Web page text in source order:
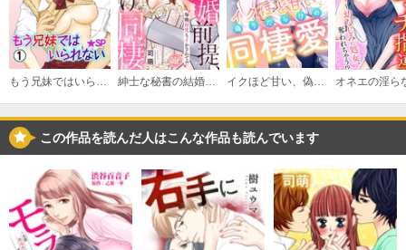
（4）
必要ポイント：200
購入する
（5）
必要ポイント：200
購入する
（6）
必要ポイント： 200
もう兄妹ではいられない★SP 紳士な秘書の結婚前提、押しかけ同棲～毎晩何度もイかされて！？～ イクほど甘い、偽りだらけの同棲愛～出会って0秒の旦那さま～
この作品を読んだ人はこんな作品も読んでいます